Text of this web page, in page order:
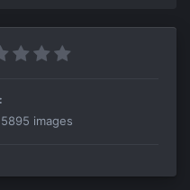
5895 images